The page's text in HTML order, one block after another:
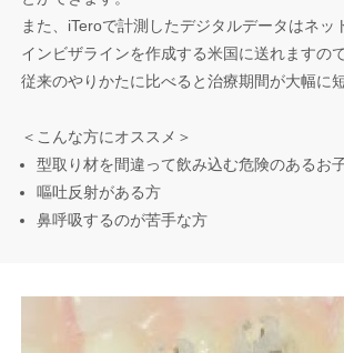
また、iTeroで計測したデジタルデータはネッ
インビザラインを作成する米国に送れますの
従来のやりかたに比べると治療期間が大幅に
＜こんな方にオススメ＞
型取り材を間違って飲み込む危険のあるお
嘔吐反射がある方
鼻呼吸するのが苦手な方